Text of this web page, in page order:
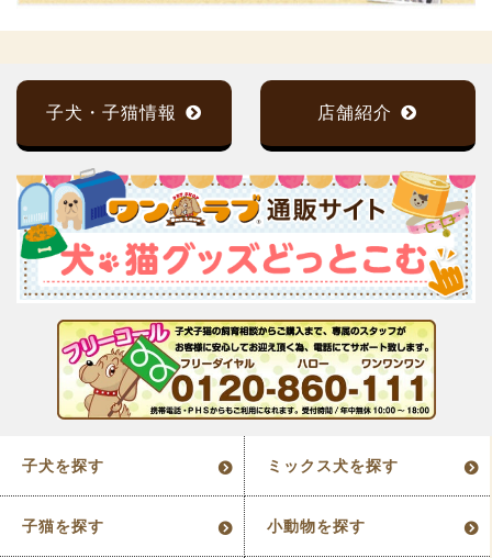
子犬・子猫情報 店舗紹介
子犬を探す ミックス犬を探す
子猫を探す 小動物を探す